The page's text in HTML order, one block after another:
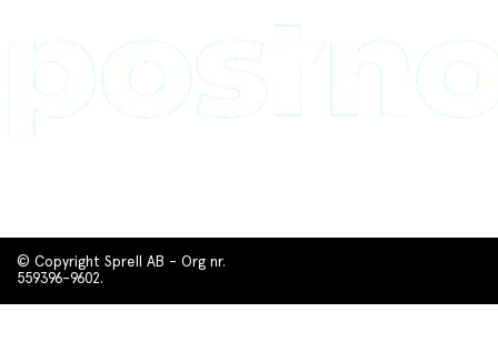
© Copyright Sprell AB - Org nr.
559396-9602.